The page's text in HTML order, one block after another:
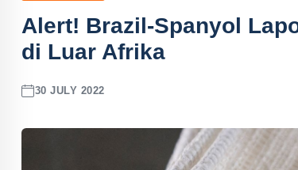
Alert! Brazil-Spanyol
di Luar Afrika
30 JULY 2022